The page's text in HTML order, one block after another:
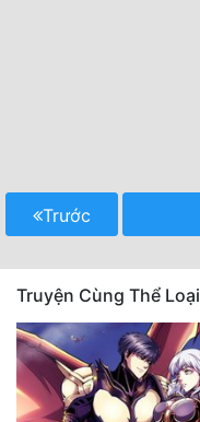
Trước
Truyện Cùng Thể Loại